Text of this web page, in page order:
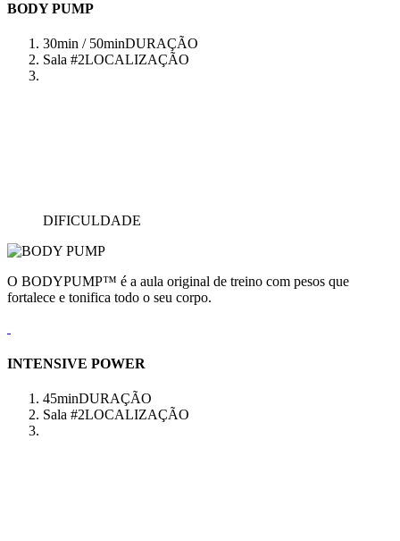
BODY PUMP
30min / 50minDURAÇÃO
Sala #2LOCALIZAÇÃO
DIFICULDADE
O BODYPUMP™ é a aula original de treino com pesos que
fortalece e tonifica todo o seu corpo.
INTENSIVE POWER
45minDURAÇÃO
Sala #2LOCALIZAÇÃO